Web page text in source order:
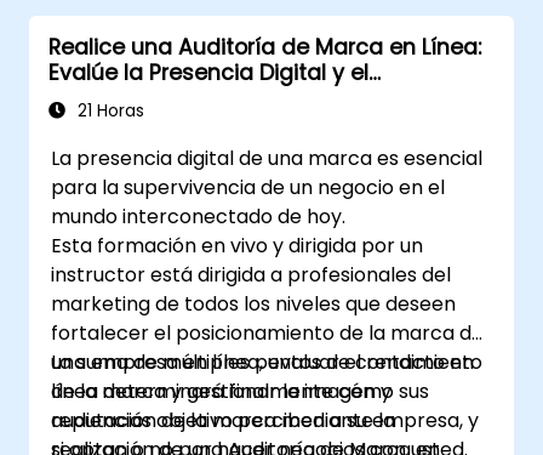
Realice una Auditoría de Marca en Línea:
Evalúe la Presencia Digital y el
Posicionamiento de su Marca para
Diseñar Estrategias de Marca Poderosas
21 Horas
La presencia digital de una marca es esencial
para la supervivencia de un negocio en el
mundo interconectado de hoy.
Esta formación en vivo y dirigida por un
instructor está dirigida a profesionales del
marketing de todos los niveles que deseen
fortalecer el posicionamiento de la marca de
una empresa en línea, evaluar el rendimiento
de la marca y gestionar la imagen y
reputación de la marca mediante la
La suma de múltiples puntos de contacto en
línea determinará finalmente cómo sus
audiencias objetivo perciben a su empresa, y